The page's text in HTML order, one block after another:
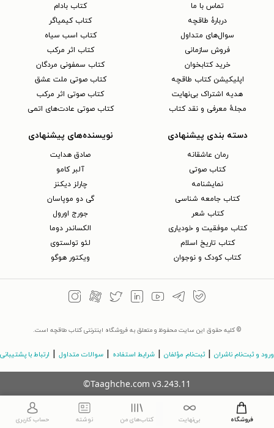
تماس با ما
دربارهٔ طاقچه
سوال‌های متداول
فروش سازمانی
خرید کتابخوان
اپلیکیشن کتاب طاقچه
هدیه اشتراک بی‌نهایت
مجلهٔ معرفی و نقد کتاب
کتاب بادام
کتاب کیمیاگر
کتاب اسب سیاه
کتاب اثر مرکب
کتاب سمفونی مردگان
کتاب صوتی ملت عشق
کتاب صوتی اثر مرکب
کتاب صوتی عادت‌های اتمی
دسته بندی پیشنهادی
رمان عاشقانه
کتاب‌ صوتی
نمایشنامه
کتاب جامعه شناسی
کتاب شعر
کتاب موفقیت و خودیاری
کتاب تاریخ اسلام
کتاب کودک و نوجوان
نویسنده‌های پیشنهادی
صادق هدایت
آلبر کامو
چارلز دیکنز
گی دو موپاسان
جورج اورول
الکساندر دوما
لئو تولستوی
ویکتور هوگو
© کلیه حقوق این سایت محفوظ و متعلق به فروشگاه اینترنتی کتاب طاقچه است.
ورود و ثبت‌نام ناشران ثبت‌نام مؤلفان شرایط استفاده سوالات متداول ارتباط با پشتیبانی
©Taaghche.com v3.243.11
فروشگاه بی‌نهایت کتاب‌های من نوشته حساب کاربری